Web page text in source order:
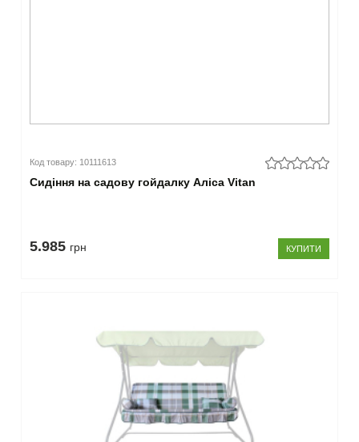
Код товару: 10111613
Сидіння на садову гойдалку Аліса Vitan
5.985 грн КУПИТИ